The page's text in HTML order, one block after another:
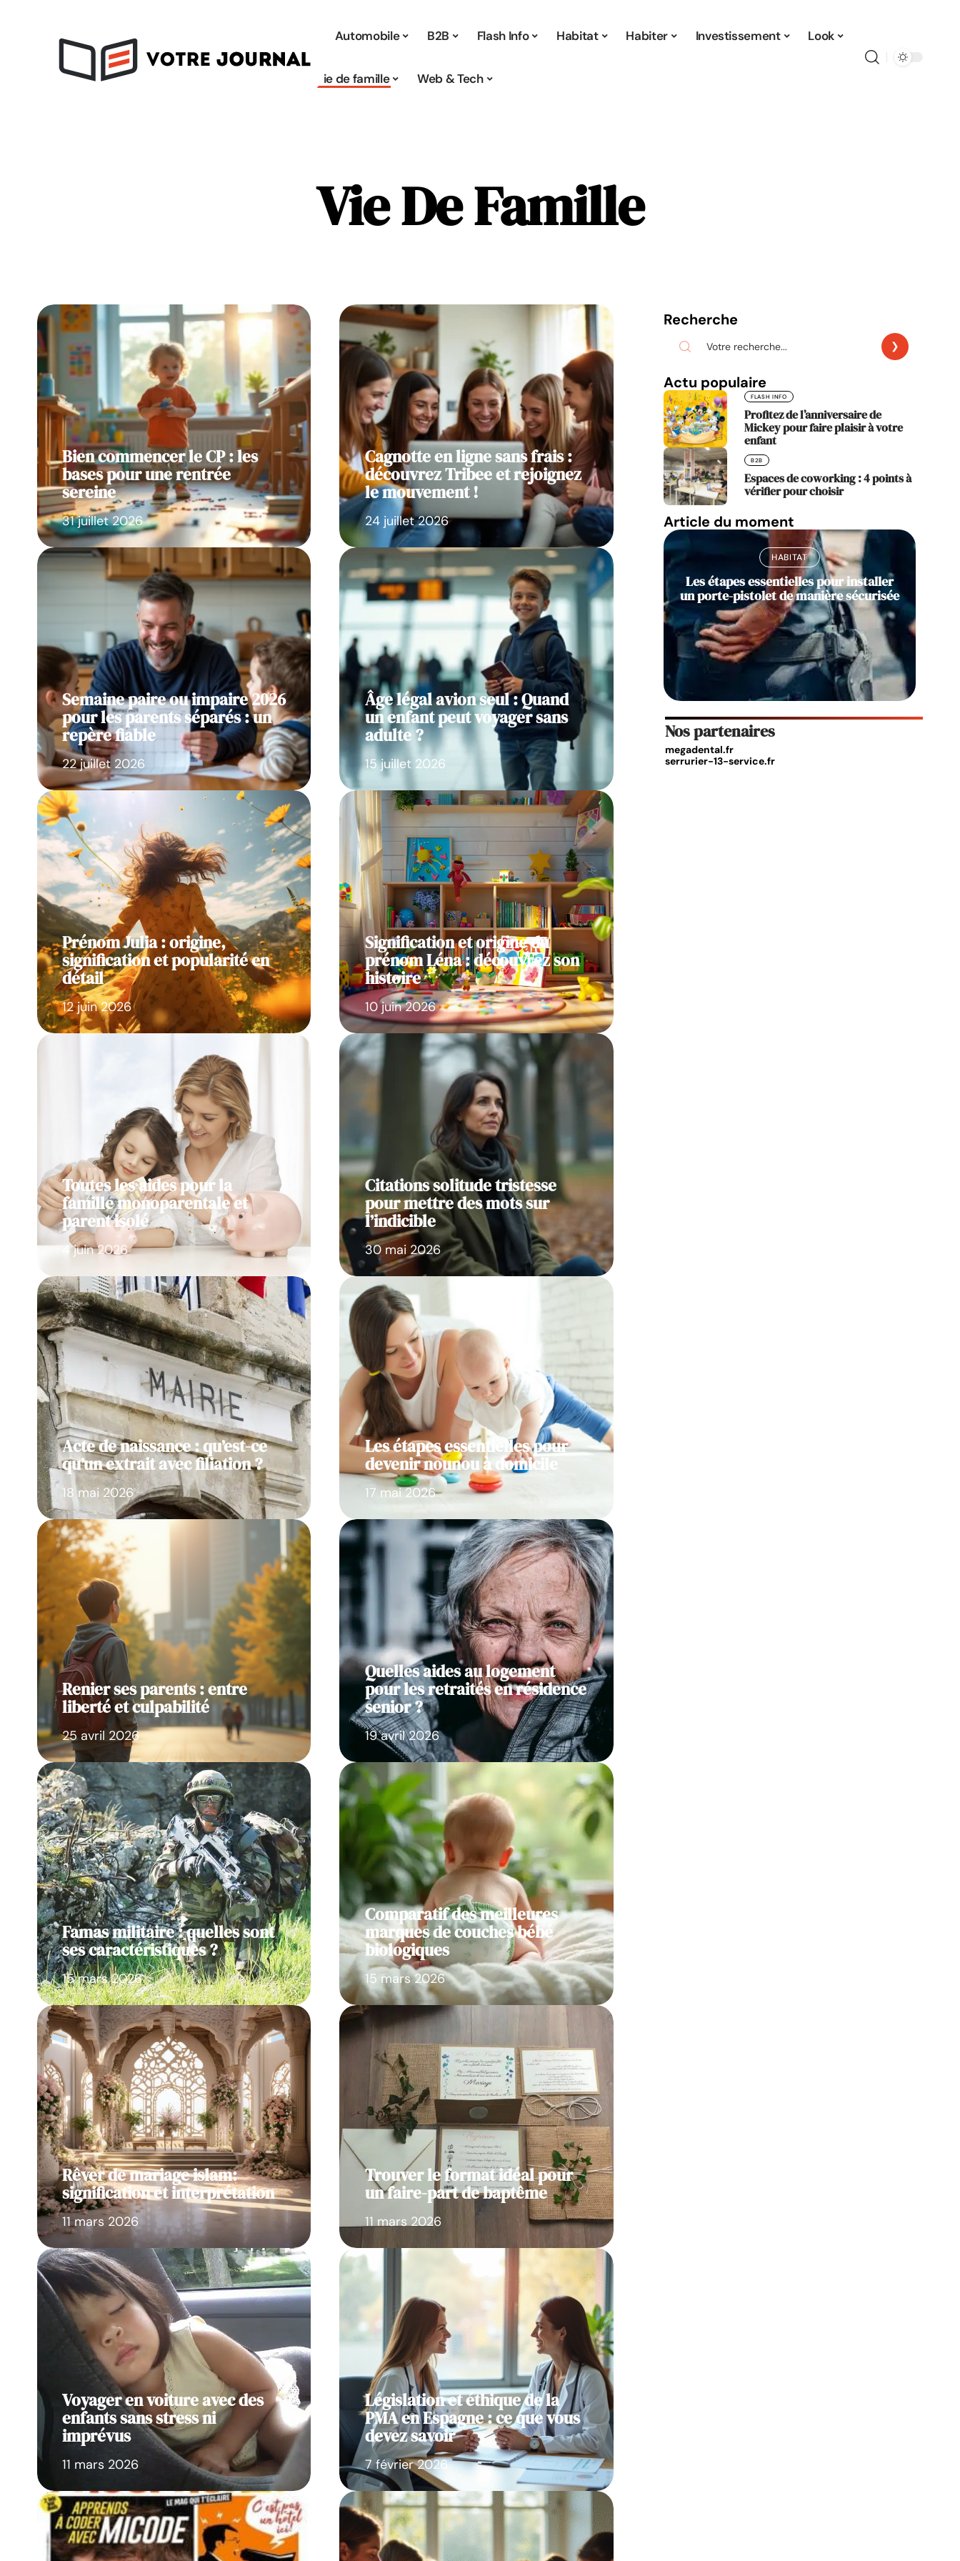
Automobile B2B Flash Info Habitat Habiter Investissement Look
Vie de famille Web & Tech
Vie De Famille
Bien commencer le CP : les
bases pour une rentrée
sereine
31 juillet 2026
Cagnotte en ligne sans frais :
découvrez Tribee et rejoignez
le mouvement !
24 juillet 2026
Semaine paire ou impaire 2026
pour les parents séparés : un
repère fiable
22 juillet 2026
Âge légal avion seul : Quand
un enfant peut voyager sans
adulte ?
15 juillet 2026
Prénom Julia : origine,
signification et popularité en
détail
12 juin 2026
Signification et origine du
prénom Léna : découvrez son
histoire
10 juin 2026
Toutes les aides pour la
famille monoparentale et
parent isolé
4 juin 2026
Citations solitude tristesse
pour mettre des mots sur
l’indicible
30 mai 2026
Acte de naissance : qu’est-ce
qu’un extrait avec filiation ?
18 mai 2026
Les étapes essentielles pour
devenir nounou à domicile
17 mai 2026
Renier ses parents : entre
liberté et culpabilité
25 avril 2026
Quelles aides au logement
pour les retraités en résidence
senior ?
19 avril 2026
Famas militaire : quelles sont
ses caractéristiques ?
15 mars 2026
Comparatif des meilleures
marques de couches bébé
biologiques
15 mars 2026
Rêver de mariage islam:
signification et interprétation
11 mars 2026
Trouver le format idéal pour
un faire-part de baptême
11 mars 2026
Voyager en voiture avec des
enfants sans stress ni
imprévus
11 mars 2026
Législation et éthique de la
PMA en Espagne : ce que vous
devez savoir
7 février 2026
Recherche
Actu populaire
FLASH INFO
Profitez de l’anniversaire de
Mickey pour faire plaisir à votre
enfant
B2B
Espaces de coworking : 4 points à
vérifier pour choisir
Article du moment
HABITAT
Les étapes essentielles pour installer
un porte-pistolet de manière sécurisée
Nos partenaires
megadental.fr
serrurier-13-service.fr